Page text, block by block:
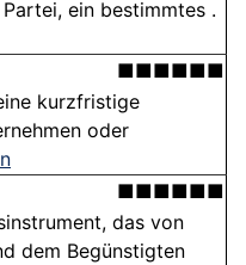
ein bestimmtes .
■■■■■■
kurzfristige
oder
■■■■■■
das von
dem Begünstigten